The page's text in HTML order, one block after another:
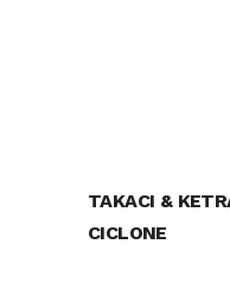
TAKACI &
CICLONE